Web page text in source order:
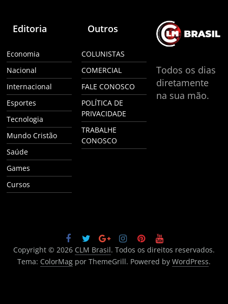
Editoria
Economia
Nacional
Internacional
Esportes
Tecnologia
Mundo Cristão
Saúde
Games
Cursos
Outros
COLUNISTAS
COMERCIAL
FALE CONOSCO
POLÍTICA DE
PRIVACIDADE
TRABALHE
CONOSCO
Todos os dias
diretamente
na sua mão.
Copyright © 2026 CLM Brasil. Todos os direitos reservados.
Tema: ColorMagpor ThemeGrill. Powered by WordPress.